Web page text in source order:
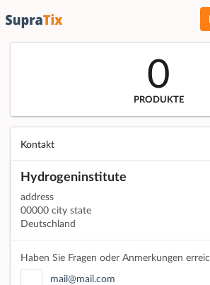
0
PRODUKTE
Kontakt
Hydrogeninstitute
address
00000 city state
Deutschland
Haben Sie Fragen oder Anmerkungen
mail@mail.com